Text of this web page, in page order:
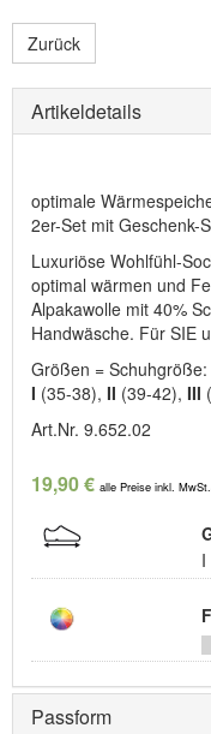
Zurück
Artikeldetails
optimale
2er-Set mit Geschenk-
Luxuriöse Wohlfühl-
optimal wärmen und
Alpakawolle mit 40%
Handwäsche. Für SIE
Größen = Schuhgröße:
I (35-38), II (39-42), III
Art.Nr. 9.652.02
19,90 € alle Preise inkl.
Passform